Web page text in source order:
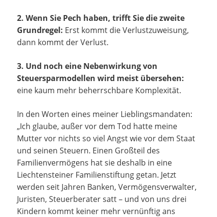
2. Wenn Sie Pech haben, trifft Sie die zweite
Grundregel: Erst kommt die Verlustzuweisung,
dann kommt der Verlust.
3. Und noch eine Nebenwirkung von
Steuersparmodellen wird meist übersehen:
eine kaum mehr beherrschbare Komplexität.
In den Worten eines meiner Lieblingsmandaten:
„Ich glaube, außer vor dem Tod hatte meine
Mutter vor nichts so viel Angst wie vor dem Staat
und seinen Steuern. Einen Großteil des
Familienvermögens hat sie deshalb in eine
Liechtensteiner Familienstiftung getan. Jetzt
werden seit Jahren Banken, Vermögensverwalter,
Juristen, Steuerberater satt – und von uns drei
Kindern kommt keiner mehr vernünftig ans